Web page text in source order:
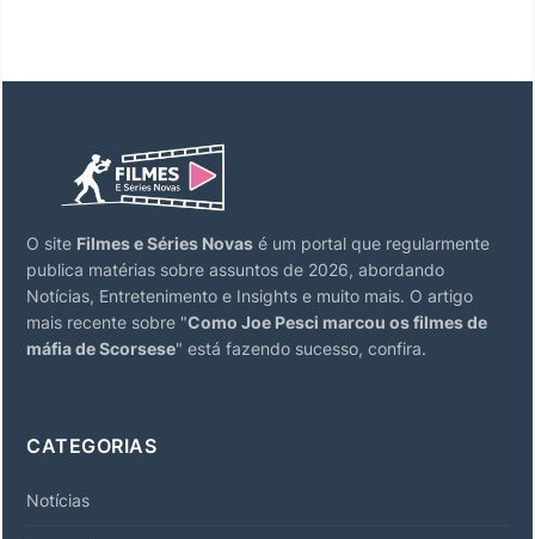
O site Filmes e Séries Novas é um portal que regularmente
publica matérias sobre assuntos de 2026, abordando
Notícias, Entretenimento e Insights e muito mais. O artigo
mais recente sobre "Como Joe Pesci marcou os filmes de
máfia de Scorsese" está fazendo sucesso, confira.
CATEGORIAS
Notícias